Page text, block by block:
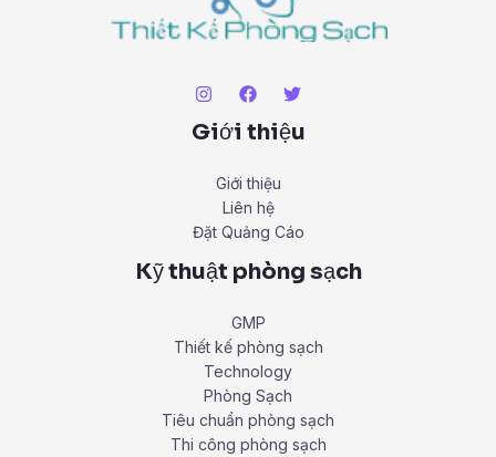
Giới thiệu
Giới thiệu
Liên hệ
Đặt Quảng Cáo
Kỹ thuật phòng sạch
GMP
Thiết kế phòng sạch
Technology
Phòng Sạch
Tiêu chuẩn phòng sạch
Thi công phòng sạch